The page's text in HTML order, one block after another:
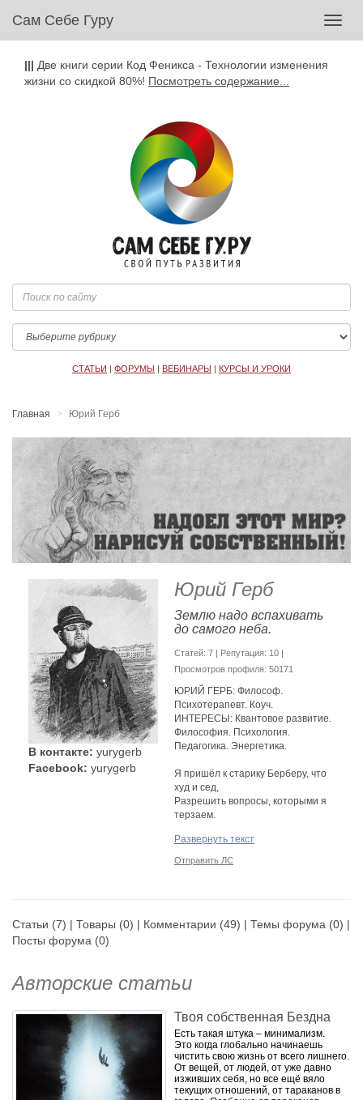
Сам Себе Гуру
||| Две книги серии Код Феникса - Технологии изменения
жизни со скидкой 80%! Посмотреть содержание...
СТАТЬИ | ФОРУМЫ | ВЕБИНАРЫ | КУРСЫ И УРОКИ
Главная Юрий Герб
В контакте: yurygerb
Facebook: yurygerb
Юрий Герб
Землю надо вспахивать
до самого неба.
Cтатей: 7 | Репутация: 10 |
Просмотров профиля: 50171
ЮРИЙ ГЕРБ: Философ.
Психотерапевт. Коуч.
ИНТЕРЕСЫ: Квантовое развитие.
Философия. Психология.
Педагогика. Энергетика.
Я пришёл к старику Берберу, что
худ и сед,
Разрешить вопросы, которыми я
терзаем.
бьет горячий свет, -
Так вот, ты ему не хозяин.
— дракону.
другому.
дурной молвы,
Ни злой немочи, ненасытной,
будто волчица -
Ничего страшнее тюрьмы твоей
головы
Никогда с тобой не случится».
Развернуть текст
Отправить ЛС
Статьи (7) | Товары (0) | Комментарии (49) | Темы форума (0) |
Посты форума (0)
Авторские статьи
Твоя собственная Бездна
Есть такая штука – минимализм.
Это когда глобально начинаешь
чистить свою жизнь от всего лишнего.
От вещей, от людей, от уже давно
изживших себя, но все ещё вяло
текущих отношений, от тараканов в